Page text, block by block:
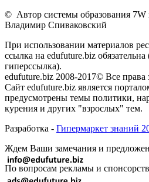
© Автор системы образования 7W
Владимир Спиваковский
При использовании материалов
ссылка на edufuture.biz
гиперссылка).
edufuture.biz 2008-2017© Все
Сайт edufuture.biz является
предусмотрены темы политики,
курения и других "взрослых" тем.
Разработка - Гипермаркет знаний
Ждем Ваши замечания и
По вопросам рекламы и